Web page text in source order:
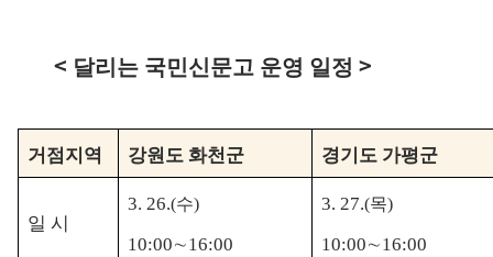
< 달리는 국민신문고 운영 일정>
거점지역 강원도 화천군 경기도 가평군
일 시
3. 26.(수)
10:00∼16:00
3. 27.(목)
10:00∼16:00